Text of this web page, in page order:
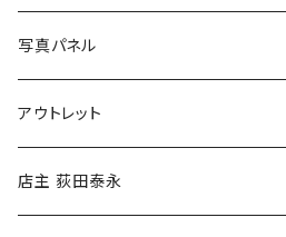
ブックカバー
マグカップ
傘
冒険クロストーク
写真パネル
アウトレット
店主 荻田泰永